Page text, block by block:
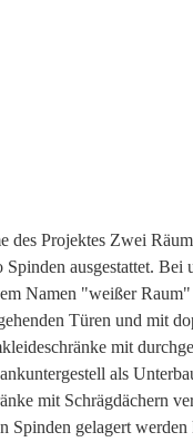
des Projektes Zwei
ausgestattet. Bei
Namen "weißer Raum"
Türen und mit
mit
als
mit Schrägdächern
Spinden gelagert